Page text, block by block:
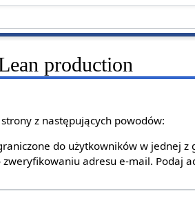
production
z następujących powodów:
do użytkowników w jednej z
adresu e‐mail. Podaj